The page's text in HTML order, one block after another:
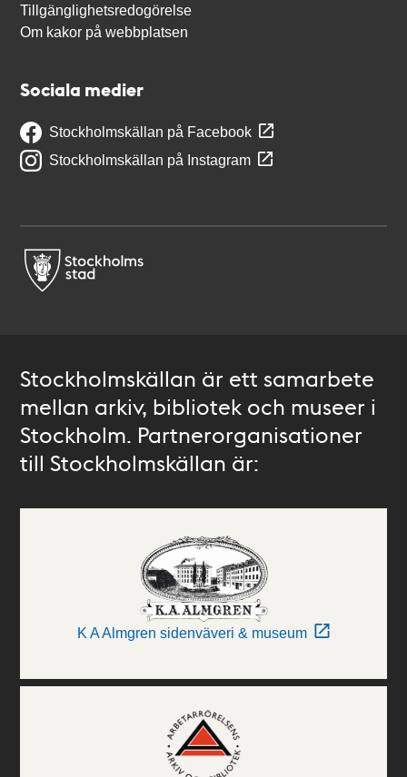
Tillgänglighetsredogörelse
Om kakor på webbplatsen
Sociala medier
Stockholmskällan på Facebook
Stockholmskällan på Instagram
Stockholmskällan är ett samarbete
mellan arkiv, bibliotek och museer i
Stockholm. Partnerorganisationer
till Stockholmskällan är:
K A Almgren sidenväveri & museum